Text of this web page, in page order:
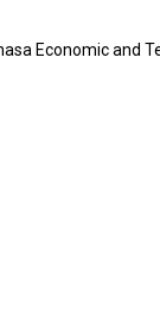
Economic and